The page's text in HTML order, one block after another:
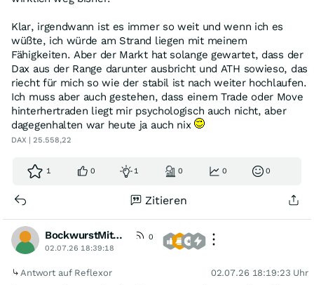
Klar, irgendwann ist es immer so weit und wenn ich es
wüßte, ich würde am Strand liegen mit meinem
Fähigkeiten. Aber der Markt hat solange gewartet, dass der
Dax aus der Range darunter ausbricht und ATH sowieso, das
riecht für mich so wie der stabil ist nach weiter hochlaufen.
Ich muss aber auch gestehen, dass einem Trade oder Move
hinterhertraden liegt mir psychologisch auch nicht, aber
dagegenhalten war heute ja auch nix
DAX | 25.558,22
1 0 1 0 0 0
Zitieren
BockwurstMitMostrich
0
02.07.26 18:39:18
Antwort auf Reflexor 02.07.26 18:19:23 Uhr